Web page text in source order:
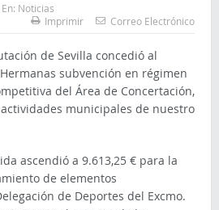
En: Noticias
Imprimir
Correo Electrónico
de Sevilla concedió al
subvención en régimen
del Área de Concertación,
municipales de nuestro
ascendió a 9.613,25 € para la
de elementos
de Deportes del Excmo.